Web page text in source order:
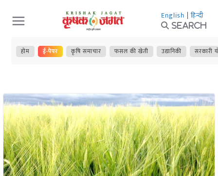
Skip
to
content
English | हिन्दी
Search
होम ई-पेपर कृषि समाचार फसल की खेती उद्यानिकी सरकारी